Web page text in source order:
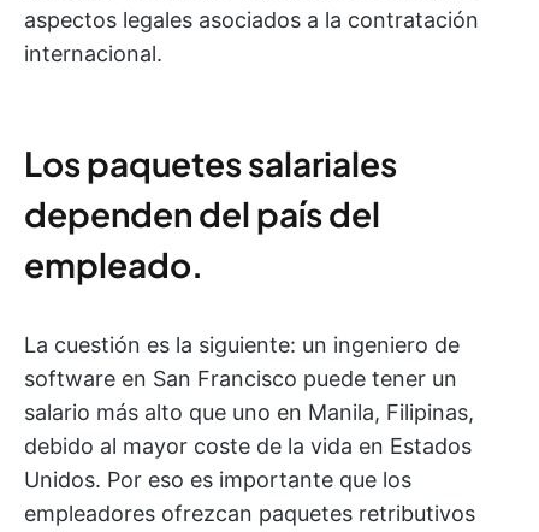
aspectos legales asociados a la contratación
internacional.
Los paquetes salariales
dependen del país del
empleado.
La cuestión es la siguiente: un ingeniero de
software en San Francisco puede tener un
salario más alto que uno en Manila, Filipinas,
debido al mayor coste de la vida en Estados
Unidos. Por eso es importante que los
empleadores ofrezcan paquetes retributivos